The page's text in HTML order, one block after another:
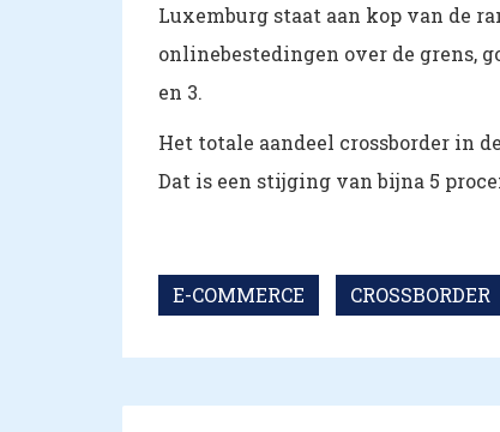
Luxemburg staat aan kop van de
onlinebestedingen over de grens,
en 3.
Het totale aandeel crossborder in
Dat is een stijging van bijna 5
E-COMMERCE CROSSBORDER